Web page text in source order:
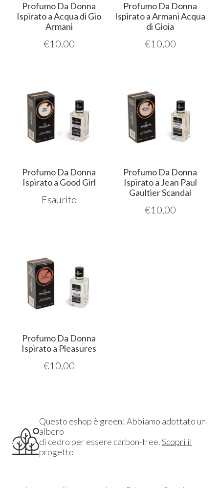
Profumo Da Donna
Ispirato a Acqua di Gio
Armani
€10,00
Profumo Da Donna
Ispirato a Armani Acqua
di Gioia
€10,00
Profumo Da Donna
Ispirato a Good Girl
Esaurito
Profumo Da Donna
Ispirato a Jean Paul
Gaultier Scandal
€10,00
Profumo Da Donna
Ispirato a Pleasures
€10,00
Questo eshop è green! Abbiamo adottato un
albero
di cedro per essere carbon-free.Scopri il
progetto